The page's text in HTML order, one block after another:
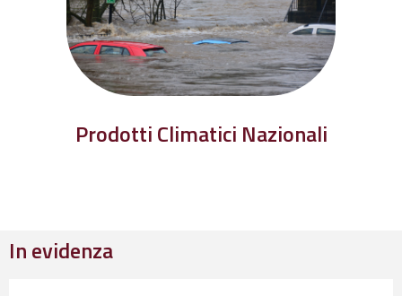
Prodotti Climatici Nazionali
In evidenza